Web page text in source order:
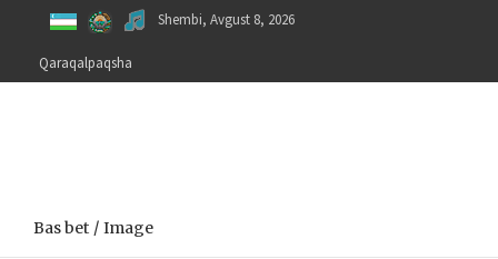
content
Shembi, Avgust 8, 2026
Qaraqalpaqsha
Bas bet Image